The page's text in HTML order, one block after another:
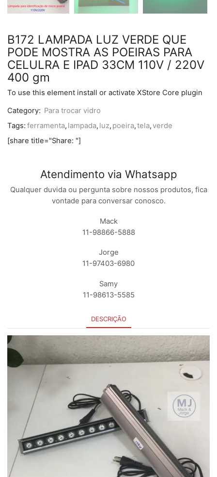
B172 LAMPADA LUZ VERDE QUE
PODE MOSTRA AS POEIRAS PARA
CELULRA E IPAD 33CM 110V / 220V
400 gm
To use this element install or activate XStore Core plugin
Category: Para trocar vidro
Tags: ferramenta, lampada, luz, poeira,tela,verde
[share title="Share: "]
Atendimento via Whatsapp
Qualquer duvida ou pergunta sobre nossos produtos, fica
vontade para conversar conosco.
Mack
11-98866-5888
Jorge
11-97403-6980
Samy
11-98613-5585
DESCRIÇÃO